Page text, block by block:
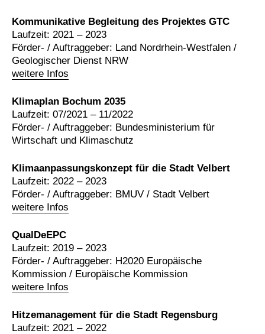
Kommunikative Begleitung des Projektes GTC
weitere Infos
Laufzeit: 2021 – 2023
Förder- / Auftraggeber: Land Nordrhein-Westfalen /
Geologischer Dienst NRW
Klimaplan Bochum 2035
Laufzeit: 07/2021 – 11/2022
Förder- / Auftraggeber: Bundesministerium für
Wirtschaft und Klimaschutz
Klimaanpassungskonzept für die Stadt Velbert
weitere Infos
Laufzeit: 2022 – 2023
Förder- / Auftraggeber: BMUV / Stadt Velbert
QualDeEPC
weitere Infos
Laufzeit: 2019 – 2023
Förder- / Auftraggeber: H2020 Europäische
Kommission / Europäische Kommission
Hitzemanagement für die Stadt Regensburg
Laufzeit: 2021 – 2022